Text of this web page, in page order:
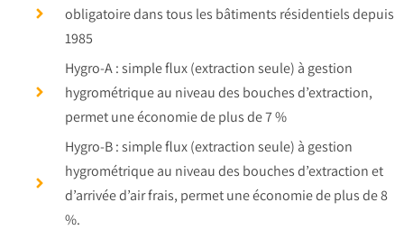
obligatoire dans tous les bâtiments résidentiels depuis
1985
Hygro-A : simple flux (extraction seule) à gestion
hygrométrique au niveau des bouches d’extraction,
permet une économie de plus de 7 %
Hygro-B : simple flux (extraction seule) à gestion
hygrométrique au niveau des bouches d’extraction et
d’arrivée d’air frais, permet une économie de plus de 8
%.